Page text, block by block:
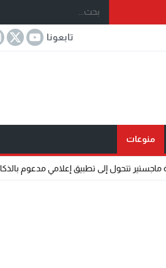
تابعونا
منوعات
إلى تطبيق إعلامي مدعوم بالذكاء الاصطناعي.